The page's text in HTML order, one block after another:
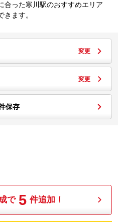
合った寒川駅のおすすめエリア
ます。
変更
変更
保存
で 5 件追加！